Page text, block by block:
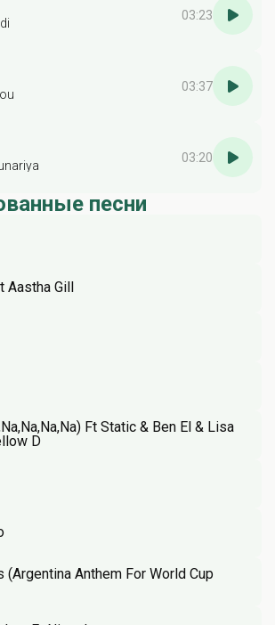
03:23
03:37
03:20
песни
Gill
Ft Static & Ben El & Lisa
D
(Argentina Anthem For World Cup